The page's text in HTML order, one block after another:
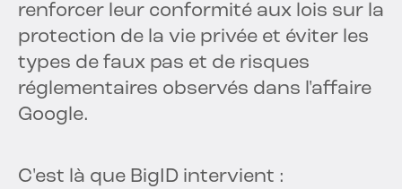
renforcer leur conformité aux lois sur la
protection de la vie privée et éviter les
types de faux pas et de risques
réglementaires observés dans l'affaire
Google.
C'est là que BigID intervient :